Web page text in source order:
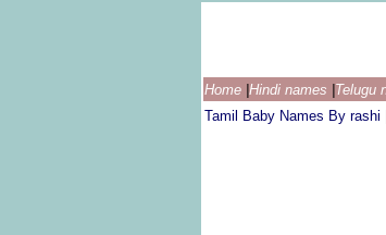
Home Hindi names Telugu
Tamil Baby Names By rashi